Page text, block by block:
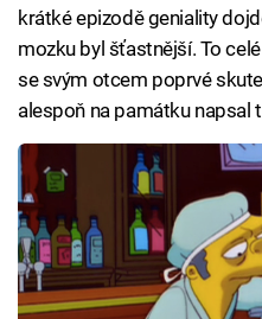
krátké epizodě geniality
mozku byl šťastnější. To
se svým otcem poprvé
alespoň na památku napsal